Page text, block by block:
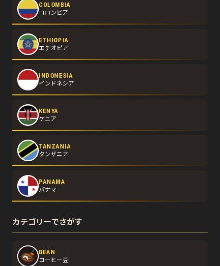
COLOMBIA
コロンビア
ETHIOPIA
エチオピア
INDONESIA
インドネシア
KENYA
ケニア
TANZANIA
タンザニア
PANAMA
パナマ
カテゴリーでさがす
BEAN
コーヒー豆